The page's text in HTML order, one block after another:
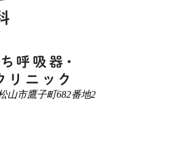
山市鷹子町682番地2